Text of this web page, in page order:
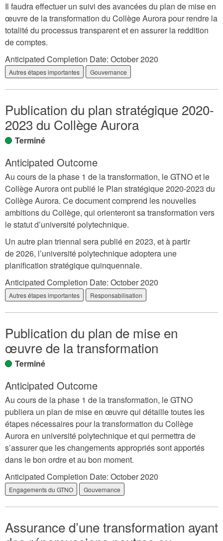
Il faudra effectuer un suivi des avancées du plan de mise en
œuvre de la transformation du Collège Aurora pour rendre la
totalité du processus transparent et en assurer la reddition
de comptes.
Anticipated Completion Date: October 2020
Autres étapes importantes Gouvernance
Publication du plan stratégique 2020-
2023 du Collège Aurora
Terminé
Anticipated Outcome
Au cours de la phase 1 de la transformation, le GTNO et le
Collège Aurora ont publié le Plan stratégique 2020-2023 du
Collège Aurora. Ce document comprend les nouvelles
ambitions du Collège, qui orienteront sa transformation vers
le statut d’université polytechnique.
Un autre plan triennal sera publié en 2023, et à partir
de 2026, l’université polytechnique adoptera une
planification stratégique quinquennale.
Anticipated Completion Date: October 2020
Autres étapes importantes Responsabilisation
Publication du plan de mise en
œuvre de la transformation
Terminé
Anticipated Outcome
Au cours de la phase 1 de la transformation, le GTNO
publiera un plan de mise en œuvre qui détaille toutes les
étapes nécessaires pour la transformation du Collège
Aurora en université polytechnique et qui permettra de
s’assurer que les changements appropriés sont apportés
dans le bon ordre et au bon moment.
Anticipated Completion Date: October 2020
Engagements du GTNO Gouvernance
Assurance d’une transformation ayant